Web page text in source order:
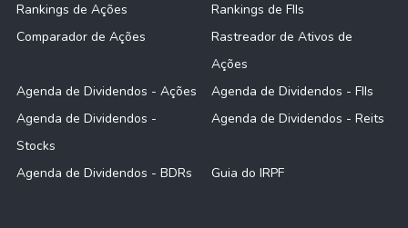
Rankings de Ações
Rankings de FIIs
Comparador de Ações
Rastreador de Ativos de
Ações
Agenda de Dividendos - Ações
Agenda de Dividendos - FIIs
Agenda de Dividendos -
Stocks
Agenda de Dividendos - Reits
Agenda de Dividendos - BDRs Guia do IRPF